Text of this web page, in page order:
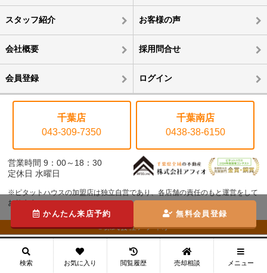
スタッフ紹介 お客様の声
会社概要 採用問合せ
会員登録 ログイン
千葉店
043-309-7350
千葉南店
0438-38-6150
営業時間 9：00～18：30
定休日 水曜日
※ピタットハウスの加盟店は独立自営であり、各店舗の責任のもと運営をして
おります。
©株式会社アフィオ
かんたん来店予約 無料会員登録
検索 お気に入り 閲覧履歴 売却相談 メニュー